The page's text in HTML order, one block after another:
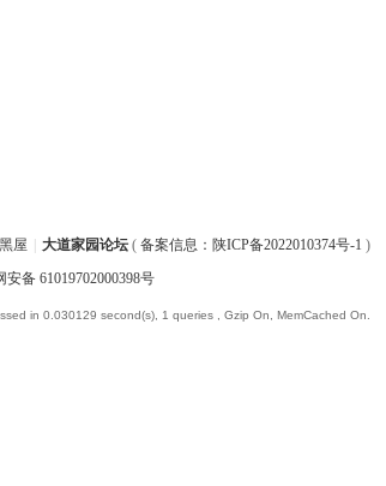
屋 大道家园论坛( 备案信息：陕ICP备2022010374号-1 )
安备 61019702000398号
in 0.030129 second(s), 1 queries , Gzip On, MemCached On.